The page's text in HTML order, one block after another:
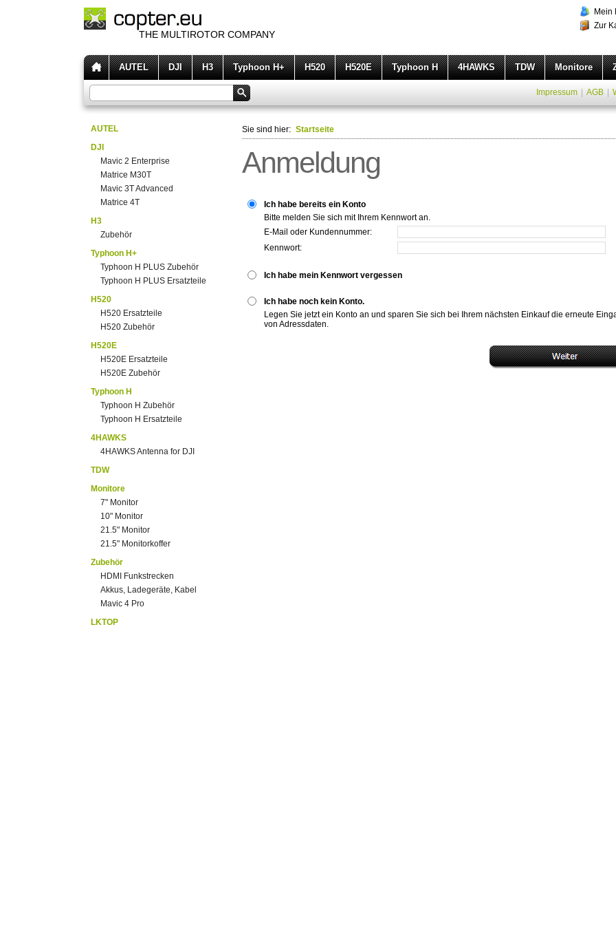
THE MULTIROTOR COMPANY
Mein
Zur
AUTEL DJI H3 Typhoon H+ H520 H520E Typhoon H 4HAWKS TDW Monitore
Impressum AGB
AUTEL
DJI
Mavic 2 Enterprise
Matrice M30T
Mavic 3T Advanced
Matrice 4T
H3
Zubehör
Typhoon H+
Typhoon H PLUS Zubehör
Typhoon H PLUS Ersatzteile
H520
H520 Ersatzteile
H520 Zubehör
H520E
H520E Ersatzteile
H520E Zubehör
Typhoon H
Typhoon H Zubehör
Typhoon H Ersatzteile
4HAWKS
4HAWKS Antenna for DJI
TDW
Monitore
7" Monitor
10" Monitor
21.5" Monitor
21.5" Monitorkoffer
Zubehör
HDMI Funkstrecken
Akkus, Ladegeräte, Kabel
Mavic 4 Pro
LKTOP
Sie sind hier: Startseite
Anmeldung
Ich habe bereits ein Konto
Bitte melden Sie sich mit Ihrem Kennwort an.
E-Mail oder Kundennummer:
Kennwort:
Ich habe mein Kennwort vergessen
Ich habe noch kein Konto.
Legen Sie jetzt ein Konto an und sparen Sie sich bei Ihrem nächsten Einkauf die erneute
von Adressdaten.